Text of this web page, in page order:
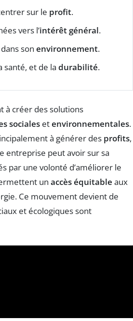
sur le profit.
vers l’intérêt général.
son environnement.
santé, et de la durabilité.
à créer des solutions
sociales etenvironnementales.
à générer des profits,
entreprise peut avoir sur sa
par une volonté d’améliorer le
un accès équitable aux
Ce mouvement devient de
et écologiques sont